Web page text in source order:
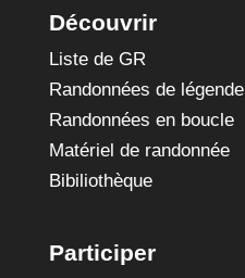
Découvrir
Liste de GR
Randonnées de légende
Randonnées en boucle
Matériel de randonnée
Bibiliothèque
Participer